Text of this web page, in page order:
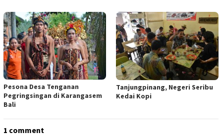
Pesona Desa Tenganan
Pegringsingan di Karangasem
Bali
Tanjungpinang, Negeri Seribu
Kedai Kopi
1 comment